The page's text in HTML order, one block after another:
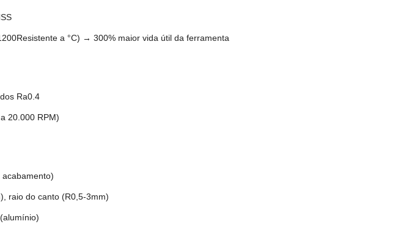
a °C) → 300% maior vida útil da ferramenta
Ra0.4
20.000 RPM)
raio do canto (R0,5-3mm)